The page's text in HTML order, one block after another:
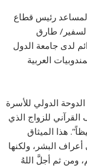
المساعد رئيس قطاع
السفير/ طارق
لدى جامعة الدول
العربية
الدولي للأسرة
للزواج الذي
هذا الميثاق
البشر، ولكنها
ومن ثم أجلَّ اللهُ